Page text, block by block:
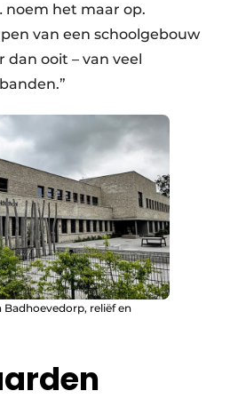
het maar op.
van een schoolgebouw
dan ooit – van veel
Badhoevedorp, reliëf en